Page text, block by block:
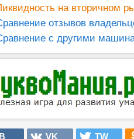
на вторичном
отзывов
с другими
VK TW